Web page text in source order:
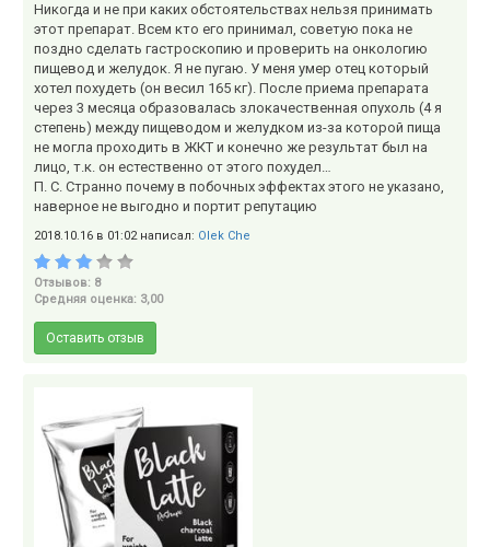
Никогда и не при каких обстоятельствах нельзя принимать
этот препарат. Всем кто его принимал, советую пока не
поздно сделать гастроскопию и проверить на онкологию
пищевод и желудок. Я не пугаю. У меня умер отец который
хотел похудеть (он весил 165 кг). После приема препарата
через 3 месяца образовалась злокачественная опухоль (4 я
степень) между пищеводом и желудком из-за которой пища
не могла проходить в ЖКТ и конечно же результат был на
лицо, т.к. он естественно от этого похудел…
П. С. Странно почему в побочных эффектах этого не указано,
наверное не выгодно и портит репутацию
2018.10.16 в 01:02 написал: Olek Che
Отзывов: 8
Средняя оценка: 3,00
Оставить отзыв